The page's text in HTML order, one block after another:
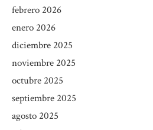
febrero 2026
enero 2026
diciembre 2025
noviembre 2025
octubre 2025
septiembre 2025
agosto 2025